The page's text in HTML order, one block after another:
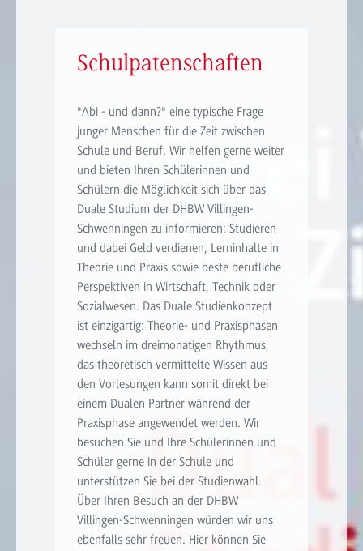
Schulpatenschaften
"Abi - und dann?" eine typische Frage
junger Menschen für die Zeit zwischen
Schule und Beruf. Wir helfen gerne weiter
und bieten Ihren Schülerinnen und
Schülern die Möglichkeit sich über das
Duale Studium der DHBW Villingen-
Schwenningen zu informieren: Studieren
und dabei Geld verdienen, Lerninhalte in
Theorie und Praxis sowie beste berufliche
Perspektiven in Wirtschaft, Technik oder
Sozialwesen. Das Duale Studienkonzept
ist einzigartig: Theorie- und Praxisphasen
wechseln im dreimonatigen Rhythmus,
das theoretisch vermittelte Wissen aus
den Vorlesungen kann somit direkt bei
einem Dualen Partner während der
Praxisphase angewendet werden. Wir
besuchen Sie und Ihre Schülerinnen und
Schüler gerne in der Schule und
unterstützen Sie bei der Studienwahl.
Über Ihren Besuch an der DHBW
Villingen-Schwenningen würden wir uns
ebenfalls sehr freuen. Hier können Sie